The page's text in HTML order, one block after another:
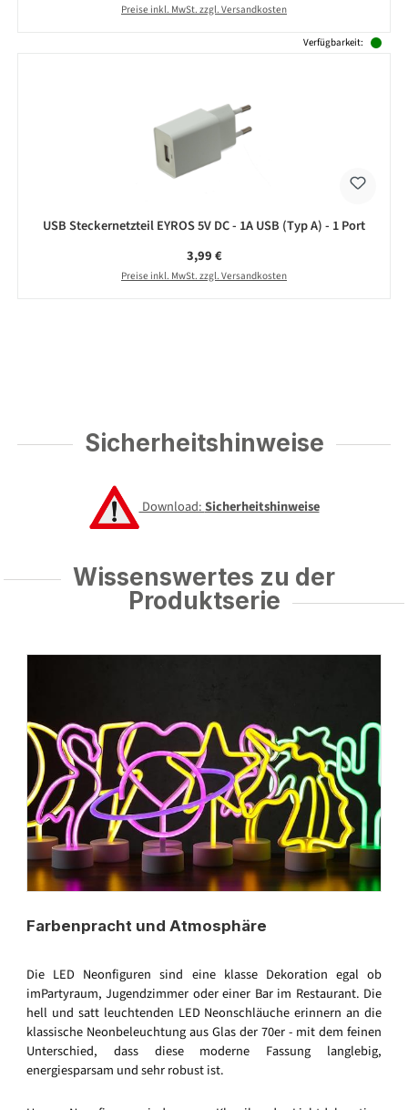
Preise inkl. MwSt. zzgl. Versandkosten
Verfügbarkeit:
USB Steckernetzteil EYROS 5V DC - 1A USB (Typ A) - 1 Port
Regulärer Preis:
3,99 €
Preise inkl. MwSt. zzgl. Versandkosten
Sicherheitshinweise
Download:Sicherheitshinweise
Wissenswertes zu der
Produktserie
Farbenpracht und Atmosphäre
Die LED Neonfiguren sind eine klasse Dekoration egal ob
imPartyraum, Jugendzimmer oder einer Bar im Restaurant. Die
hell und satt leuchtenden LED Neonschläuche erinnern an die
klassische Neonbeleuchtung aus Glas der 70er - mit dem feinen
Unterschied, dass diese moderne Fassung langlebig,
energiesparsam und sehr robust ist.